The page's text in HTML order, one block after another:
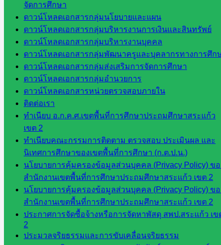
จัดการศึกษา
ดาวน์โหลดเอกสารกลุ่มนโยบายและแผน
ดาวน์โหลดเอกสารกลุ่มบริหารงานการเงินและสินทรัพย์
ดาวน์โหลดเอกสารกลุ่มบริหารงานบุคคล
ดาวน์โหลดเอกสารกลุ่มพัฒนาครูและบุคลากรทางการศึก
ดาวน์โหลดเอกสารกลุ่มส่งเสริมการจัดการศึกษา
ดาวน์โหลดเอกสารกลุ่มอำนวยการ
ดาวน์โหลดเอกสารหน่วยตรวจสอบภายใน
ติดต่อเรา
ทำเนียบ อ.ก.ค.ศ.เขตพื้นที่การศึกษาประถมศึกษาสระแก้ว
เขต 2
ทำเนียบคณะกรรมการติดตาม ตรวจสอบ ประเมินผล และ
นิเทศการศึกษาของเขตพื้นที่การศึกษา (ก.ต.ป.น.)
นโยบายการคุ้มครองข้อมูลส่วนบุคคล (Privacy Policy) ข
สำนักงานเขตพื้นที่การศึกษาประถมศึกษาสระแก้ว เขต 2
นโยบายการคุ้มครองข้อมูลส่วนบุคคล (Privacy Policy) ข
สำนักงานเขตพื้นที่การศึกษาประถมศึกษาสระแก้ว เขต 2
ประกาศการจัดซื้อจ้างหรือการจัดหาพัสดุ สพป.สระแก้ว เข
2
ประมวลจริยธรรมและการขับเคลื่อนจริยธรรม
จังหวัด
สระแก้ว
ศึกษาธิการ
จังหวัด
สระแก้ว
สำนักงาน
ส.ก.ส.ค.
จังหวัด
สระแก้ว
สพป.
สระแก้ว
เขต 1
สพป.สระแก้ว
เขต 2
โรงเรียน
ในสังกัด
สพป.สระแก้ว
เขต 1
โรงเรียน
ในสังกัด